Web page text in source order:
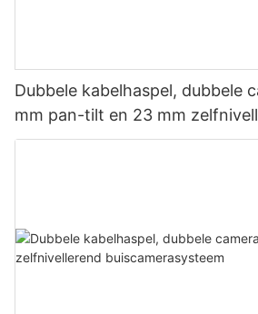
Dubbele kabelhaspel, dubbele
mm pan-tilt en 23 mm
buiscamerasysteem